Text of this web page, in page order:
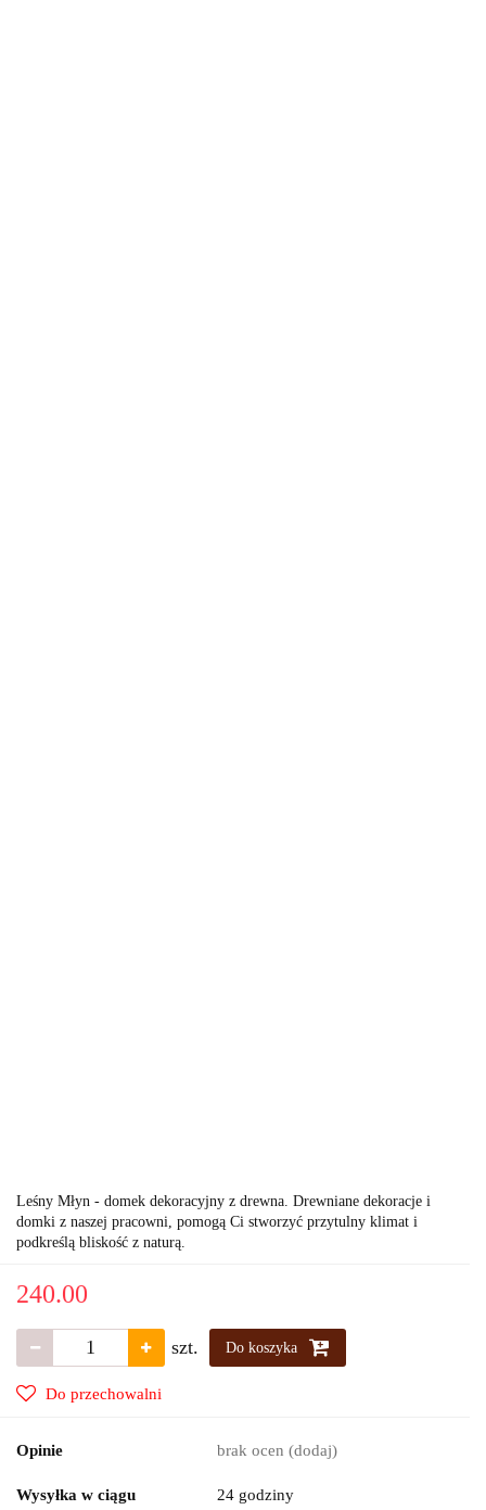
Leśny Młyn - domek dekoracyjny z drewna. Drewniane dekoracje i
domki z naszej pracowni, pomogą Ci stworzyć przytulny klimat i
podkreślą bliskość z naturą.
240.00
szt. Do koszyka
Do przechowalni
Opinie brak ocen (dodaj)
Wysyłka w ciągu 24 godziny